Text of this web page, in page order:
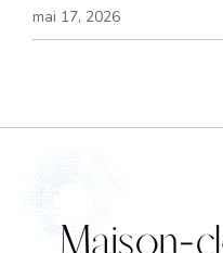
mai 17, 2026